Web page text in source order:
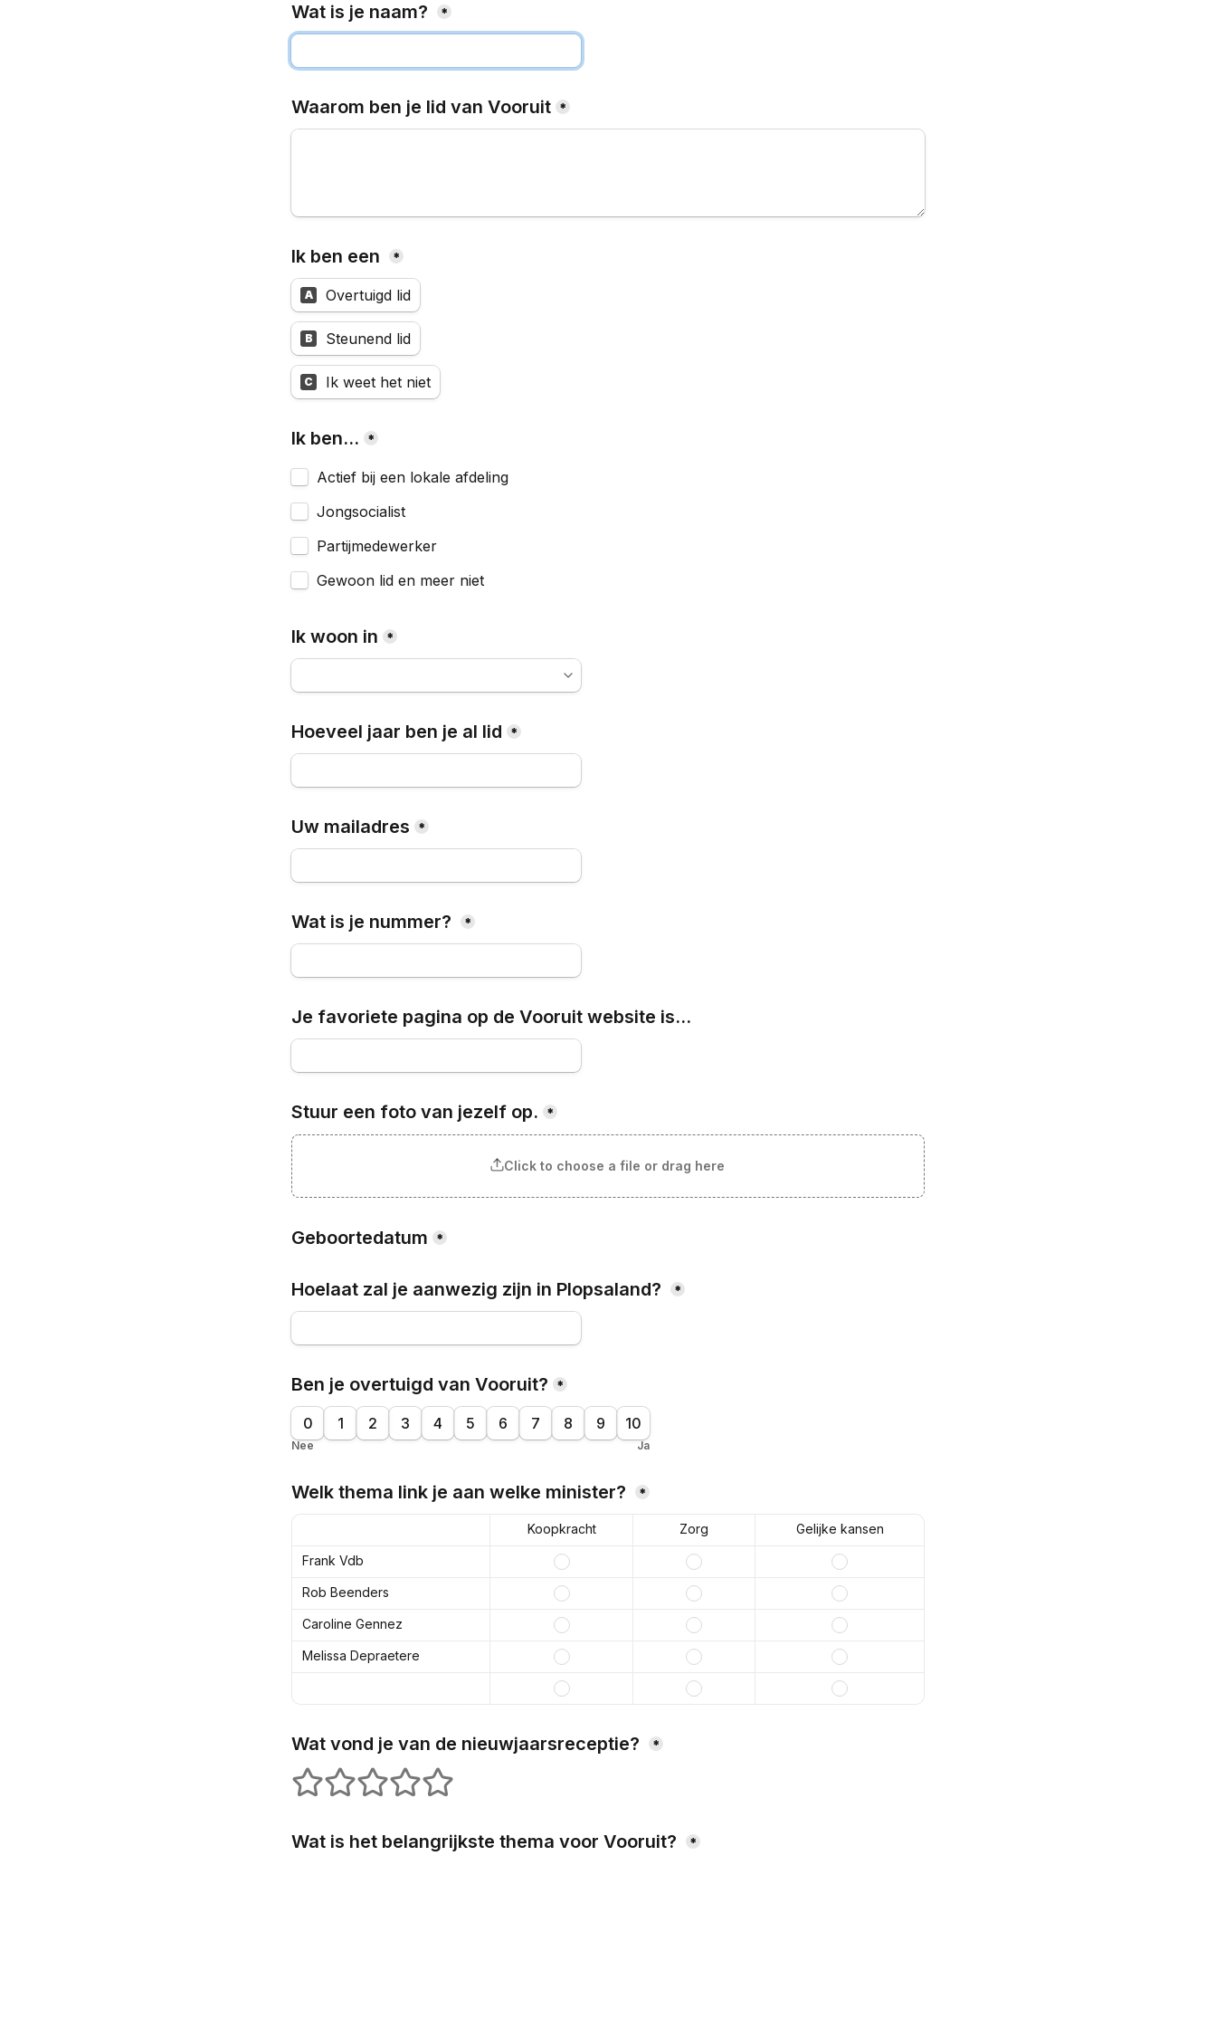
Wat is je naam? *
Waarom ben je lid van Vooruit *
Ik ben een *
A Overtuigd lid
B Steunend lid
C Ik weet het niet
Ik ben... *
Actief bij een lokale afdeling
Jongsocialist
Partijmedewerker
Gewoon lid en meer niet
Ik woon in *
Hoeveel jaar ben je al lid *
Uw mailadres *
Wat is je nummer? *
Je favoriete pagina op de Vooruit website is...
Stuur een foto van jezelf op. *
Click to choose a file or drag here
Geboortedatum *
Hoelaat zal je aanwezig zijn in Plopsaland? *
Ben je overtuigd van Vooruit? *
0 1 2 3 4 5 6 7 8 9 10
Nee Ja
Welk thema link je aan welke minister? *
Koopkracht Zorg Gelijke kansen
Frank Vdb
Rob Beenders
Caroline Gennez
Melissa Depraetere
Wat vond je van de nieuwjaarsreceptie? *
1 stars2 stars3 stars4 stars5 stars
Wat is het belangrijkste thema voor Vooruit? *